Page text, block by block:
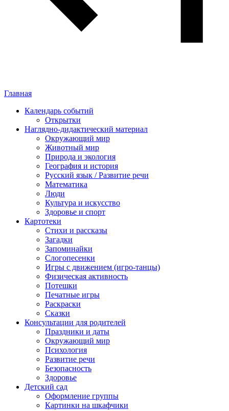
Главная
Календарь событий
Открытки
Наглядно-дидактический материал
Окружающий мир
Животный мир
Природа и экология
География и история
Русский язык / Развитие речи
Математика
Люди
Культура и искусство
Здоровье и спорт
Картотеки
Стихи и рассказы
Загадки
Запоминайки
Слогопесенки
Игры с движением (игро-танцы)
Физическая активность
Потешки
Печатные игры
Раскраски
Сказки
Консультации для родителей
Праздники и даты
Окружающий мир
Психология
Развитие речи
Безопасность
Здоровье
Детский сад
Оформление группы
Картинки на шкафчики